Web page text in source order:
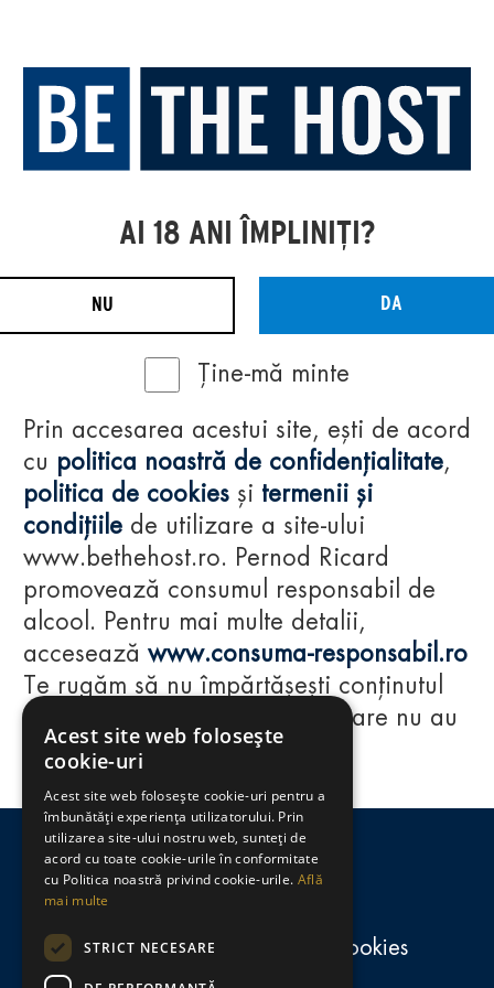
Regulamente
consumă-responsabil.ro
Politica de confidențialitate și cookies
AI 18 ANI ÎMPLINIȚI?
NU DA
Ține-mă minte
Prin accesarea acestui site, ești de acord
cu politica noastră de confidențialitate,
politica de cookies și termenii și
condițiile de utilizare a site-ului
www.bethehost.ro. Pernod Ricard
promovează consumul responsabil de
alcool. Pentru mai multe detalii,
accesează www.consuma-responsabil.ro
Te rugăm să nu împărtășești conținutul
acestui website cu persoane care nu au
împlinit vârsta de 18 ani.
Acest site web folosește
cookie-uri
Acest site web folosește cookie-uri pentru a
îmbunătăți experiența utilizatorului. Prin
utilizarea site-ului nostru web, sunteți de
acord cu toate cookie-urile în conformitate
cu Politica noastră privind cookie-urile. Află
mai multe
STRICT NECESARE